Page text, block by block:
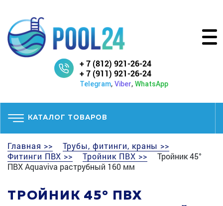
+ 7 (812) 921-26-24
+ 7 (911) 921-26-24
Telegram, Viber, WhatsApp
КАТАЛОГ ТОВАРОВ
Главная >>
Трубы, фитинги, краны >>
Фитинги ПВХ >>
Тройник ПВХ >>
Тройник 45°
ПВХ Aquaviva раструбный 160 мм
ТРОЙНИК 45° ПВХ